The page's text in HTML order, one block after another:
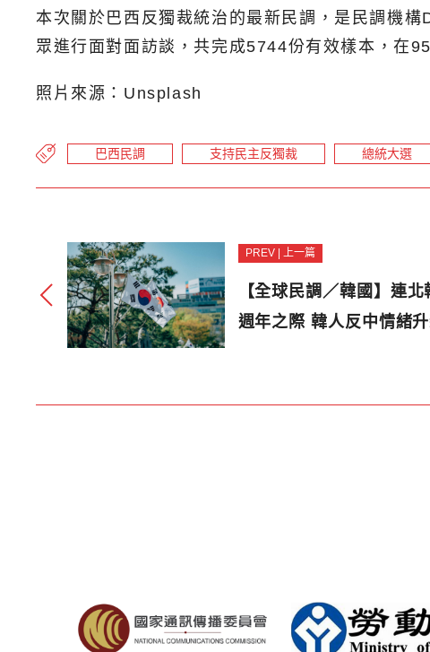
本次關於巴西反獨裁統治的最新民調，是民調機
眾進行面對面訪談，共完成5744份有效樣本，在
照片來源：Unsplash
巴西民調 支持民主反獨裁 總統大選
PREV | 上一篇
【全球民調／韓國】連
週年之際 韓人反中情緒